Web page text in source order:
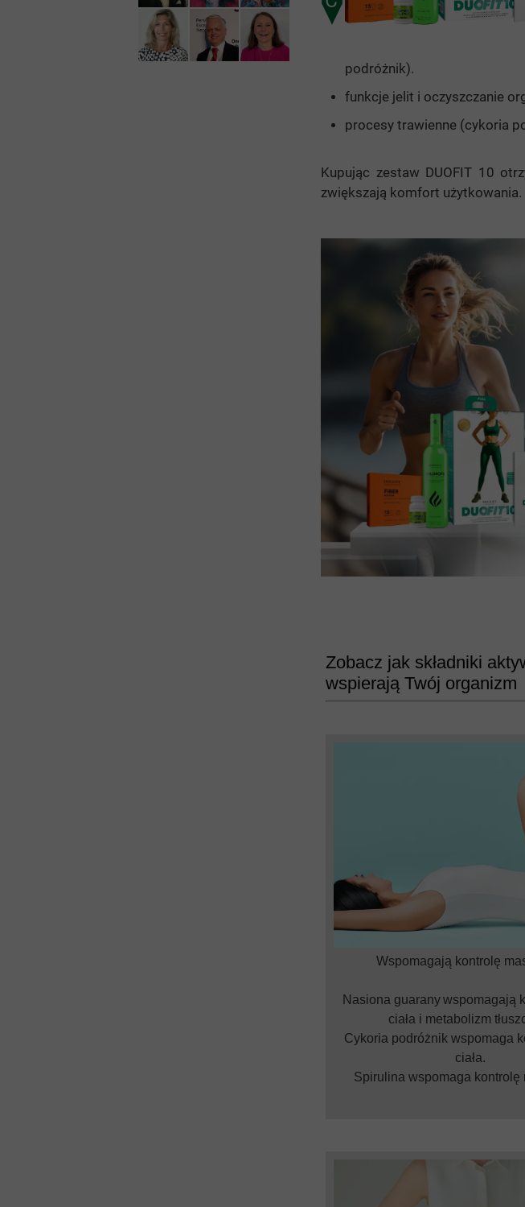
Witaminy
PURE Formula
podróżnik).
funkcje jelit i oczyszczanie
procesy trawienne (cykoria
Kupując zestaw DUOFIT 10
zwiększają komfort użytkowania.
Zobacz jak składniki
wspierają Twój organizm
Wspomagają kontrolę
Nasiona guarany wspomagają
ciała i metabolizm
Cykoria podróżnik wspomaga
ciała.
Spirulina wspomaga kontrolę